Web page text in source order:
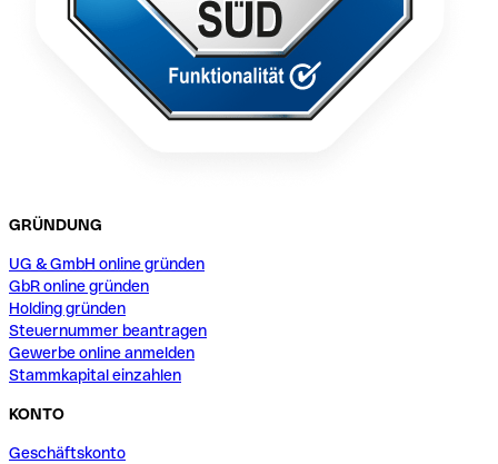
GRÜNDUNG
UG & GmbH online gründen
GbR online gründen
Holding gründen
Steuernummer beantragen
Gewerbe online anmelden
Stammkapital einzahlen
KONTO
Geschäftskonto